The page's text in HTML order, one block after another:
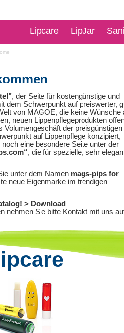
Lipcare LipJar
, der Seite für kostengünstige und
dem Schwerpunkt auf preiswerter,
von MAGOE, die keine Wünsche
neuen Lippenpflegeprodukten
Volumengeschäft der preisgünstigen
auf Lippenpflege konzipiert,
eine besondere Seite unter der
, die für spezielle, sehr
unter dem Namen mags-pips for
neue Eigenmarke im trendigen
> Download
nehmen Sie bitte Kontakt mit uns